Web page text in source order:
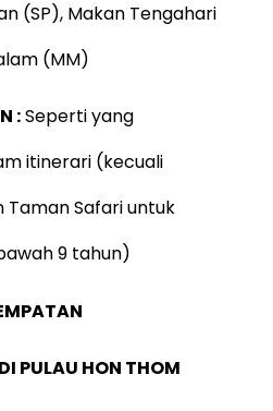
(SP), Makan Tengahari
(MM)
:Seperti yang
itinerari (kecuali
Taman Safari untuk
9 tahun)
PULAU HON THOM